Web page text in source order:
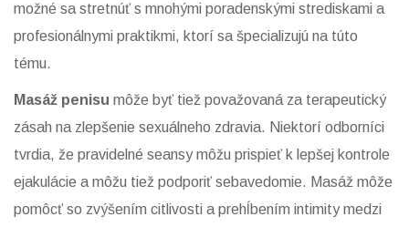
možné sa stretnúť s mnohými poradenskými strediskami a
profesionálnymi praktikmi, ktorí sa špecializujú na túto
tému.
Masáž penisu môže byť tiež považovaná za terapeutický
zásah na zlepšenie sexuálneho zdravia. Niektorí odborníci
tvrdia, že pravidelné seansy môžu prispieť k lepšej kontrole
ejakulácie a môžu tiež podporiť sebavedomie. Masáž môže
pomôcť so zvýšením citlivosti a prehĺbením intimity medzi